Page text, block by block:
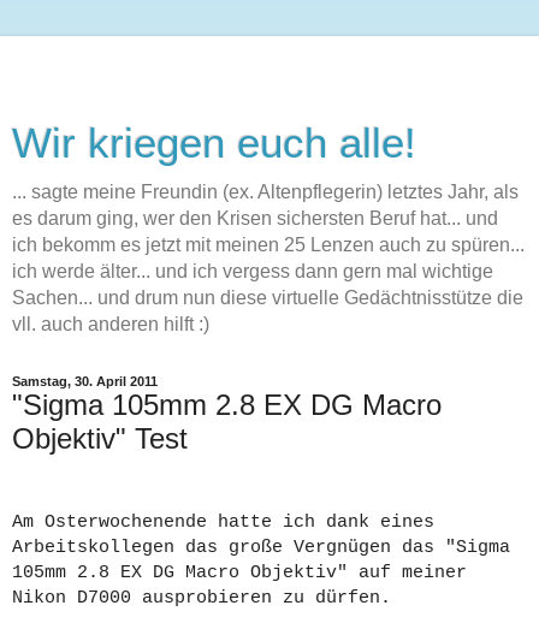
Wir kriegen euch alle!
... sagte meine Freundin (ex. Altenpflegerin) letztes Jahr, als
es darum ging, wer den Krisen sichersten Beruf hat... und
ich bekomm es jetzt mit meinen 25 Lenzen auch zu spüren...
ich werde älter... und ich vergess dann gern mal wichtige
Sachen... und drum nun diese virtuelle Gedächtnisstütze die
vll. auch anderen hilft :)
Samstag, 30. April 2011
"Sigma 105mm 2.8 EX DG Macro
Objektiv" Test
Am Osterwochenende hatte ich dank eines
Arbeitskollegen das große Vergnügen das "Sigma
105mm 2.8 EX DG Macro Objektiv" auf meiner
Nikon D7000 ausprobieren zu dürfen.